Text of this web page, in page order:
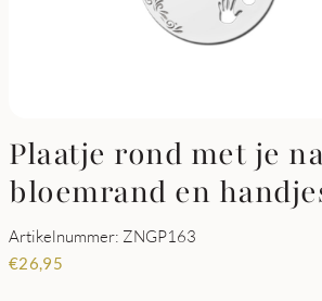
Plaatje rond met je
bloemrand en
Artikelnummer: ZNGP163
€26,95